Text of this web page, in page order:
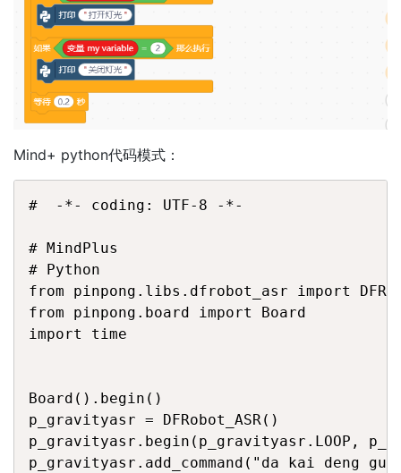
Mind+ python代码模式：
#  -*- coding: UTF-8 -*-
# MindPlus
# Python
from pinpong.libs.dfrobot_asr import
from pinpong.board import Board
import time
Board().begin()
p_gravityasr = DFRobot_ASR()
p_gravityasr.begin(p_gravityasr.LOOP,
p_gravityasr.add_command("da kai deng